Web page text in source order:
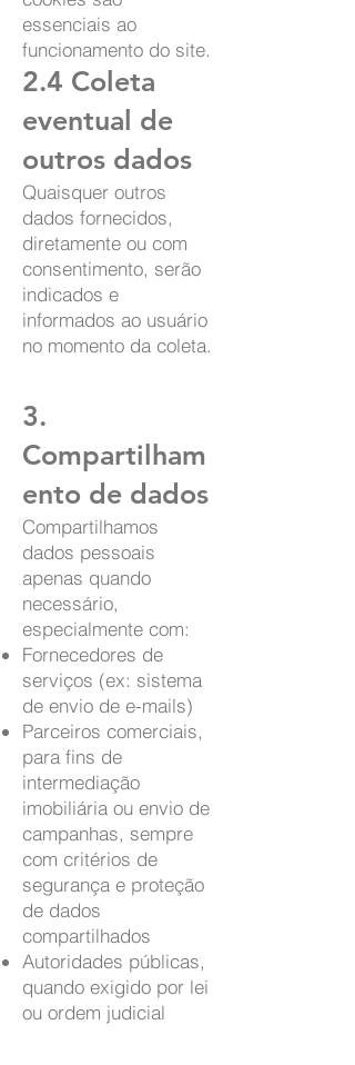
essenciais ao
funcionamento do site.
2.4 Coleta
eventual de
outros dados
Quaisquer outros
dados fornecidos,
diretamente ou com
consentimento, serão
indicados e
informados ao usuário
no momento da coleta.
3.
Compartilham
ento de dados
Compartilhamos
dados pessoais
apenas quando
necessário,
especialmente com:
Fornecedores de
serviços (ex: sistema
de envio de e-mails)
Parceiros comerciais,
para fins de
intermediação
imobiliária ou envio de
campanhas, sempre
com critérios de
segurança e proteção
de dados
compartilhados
Autoridades públicas,
quando exigido por lei
ou ordem judicial